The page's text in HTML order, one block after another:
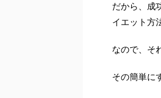
だから、成
イエット方
なので、そ
その簡単に